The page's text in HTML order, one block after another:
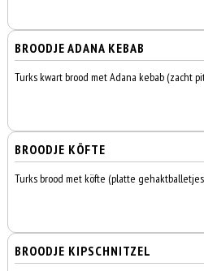
BROODJE ADANA KEBAB
Turks kwart brood met Adana kebab (zacht
BROODJE KÖFTE
Turks brood met köfte (platte
BROODJE KIPSCHNITZEL